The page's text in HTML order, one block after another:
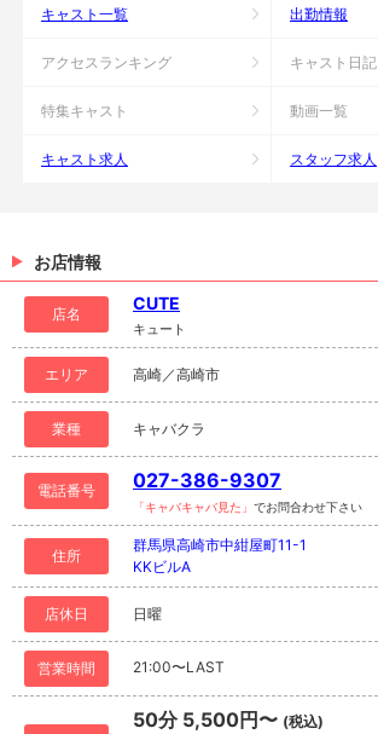
キャスト一覧 出勤情報
アクセスランキング キャスト日記
特集キャスト 動画一覧
キャスト求人 スタッフ求人
お店情報
店名
CUTE
キュート
エリア 高崎／高崎市
業種 キャバクラ
電話番号 027-386-9307
「キャバキャバ見た」 でお問合わせ下さい
住所
群馬県高崎市中紺屋町11-1
KKビルA
店休日 日曜
営業時間 21:00〜LAST
50分 5,500円〜 (税込)